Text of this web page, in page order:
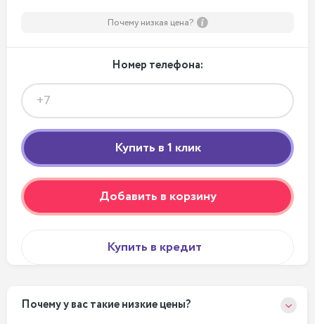
Почему низкая цена?
Номер телефона:
Добавить в корзину
Купить в кредит
Почему у вас такие низкие цены?